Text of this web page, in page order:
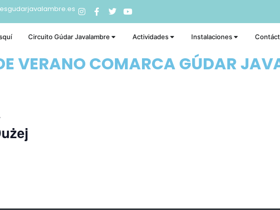
Circuito Gúdar Javalambre Actividades Instalaciones
VERANO COMARCA GÚDAR